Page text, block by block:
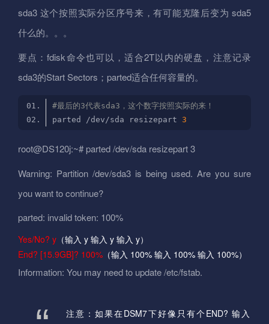
sda3 这个按照实际分区序号来，有可能克隆后变为 sda5
什么的。。。
要点：fdisk命令也可以，适合2T以内的硬盘，注意记录
sda3的Start Sectors；parted适合任何容量的。
#最后的3代表sda3，这个数字按照实际的来！
parted /dev/sda resizepart 3
root@DS120j:~# parted /dev/sda resizepart 3
Warning: Partition /dev/sda3 is being used. Are you sure
you want to continue?
parted: invalid token: 100%
Yes/No? y （输入 y 输入 y 输入 y）
End? [15.9GB]? 100% （输入 100% 输入 100% 输入 100%）
Information: You may need to update /etc/fstab.
注意：如果在DSM7下好像只有个END? 输入